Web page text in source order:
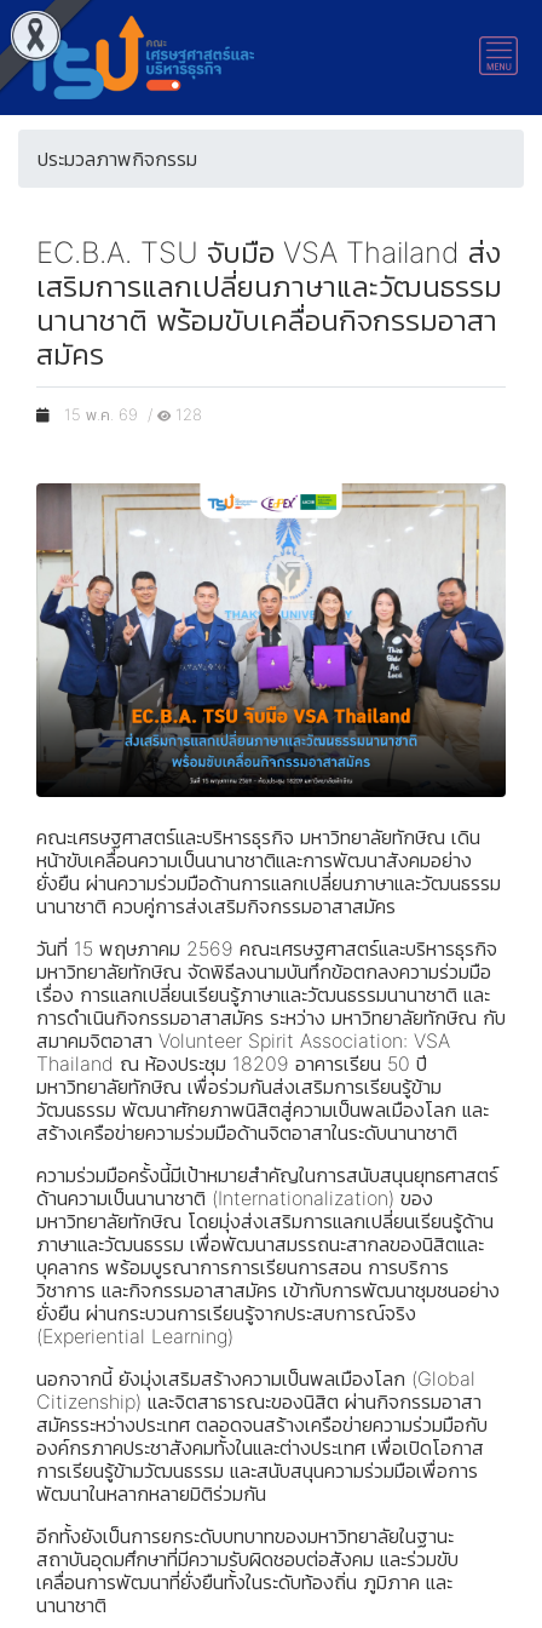
ประมวลภาพกิจกรรม
EC.B.A. TSU จับมือ VSA Thailand ส่ง
เสริมการแลกเปลี่ยนภาษาและวัฒนธรรม
นานาชาติ พร้อมขับเคลื่อนกิจกรรมอาสา
สมัคร
15 พ.ค. 69 / 128
คณะเศรษฐศาสตร์และบริหารธุรกิจ มหาวิทยาลัยทักษิณ เดิน
หน้าขับเคลื่อนความเป็นนานาชาติและการพัฒนาสังคมอย่าง
ยั่งยืน ผ่านความร่วมมือด้านการแลกเปลี่ยนภาษาและวัฒนธรรม
นานาชาติ ควบคู่การส่งเสริมกิจกรรมอาสาสมัคร
วันที่ 15 พฤษภาคม 2569 คณะเศรษฐศาสตร์และบริหารธุรกิจ
มหาวิทยาลัยทักษิณ จัดพิธีลงนามบันทึกข้อตกลงความร่วมมือ
เรื่อง การแลกเปลี่ยนเรียนรู้ภาษาและวัฒนธรรมนานาชาติ และ
การดำเนินกิจกรรมอาสาสมัคร ระหว่าง มหาวิทยาลัยทักษิณ กับ
สมาคมจิตอาสา Volunteer Spirit Association: VSA
Thailand ณ ห้องประชุม 18209 อาคารเรียน 50 ปี
มหาวิทยาลัยทักษิณ เพื่อร่วมกันส่งเสริมการเรียนรู้ข้าม
วัฒนธรรม พัฒนาศักยภาพนิสิตสู่ความเป็นพลเมืองโลก และ
สร้างเครือข่ายความร่วมมือด้านจิตอาสาในระดับนานาชาติ
ความร่วมมือครั้งนี้มีเป้าหมายสำคัญในการสนับสนุนยุทธศาสตร์
ด้านความเป็นนานาชาติ (Internationalization) ของ
มหาวิทยาลัยทักษิณ โดยมุ่งส่งเสริมการแลกเปลี่ยนเรียนรู้ด้าน
ภาษาและวัฒนธรรม เพื่อพัฒนาสมรรถนะสากลของนิสิตและ
บุคลากร พร้อมบูรณาการการเรียนการสอน การบริการ
วิชาการ และกิจกรรมอาสาสมัคร เข้ากับการพัฒนาชุมชนอย่าง
ยั่งยืน ผ่านกระบวนการเรียนรู้จากประสบการณ์จริง
(Experiential Learning)
นอกจากนี้ ยังมุ่งเสริมสร้างความเป็นพลเมืองโลก (Global
Citizenship) และจิตสาธารณะของนิสิต ผ่านกิจกรรมอาสา
สมัครระหว่างประเทศ ตลอดจนสร้างเครือข่ายความร่วมมือกับ
องค์กรภาคประชาสังคมทั้งในและต่างประเทศ เพื่อเปิดโอกาส
การเรียนรู้ข้ามวัฒนธรรม และสนับสนุนความร่วมมือเพื่อการ
พัฒนาในหลากหลายมิติร่วมกัน
อีกทั้งยังเป็นการยกระดับบทบาทของมหาวิทยาลัยในฐานะ
สถาบันอุดมศึกษาที่มีความรับผิดชอบต่อสังคม และร่วมขับ
เคลื่อนการพัฒนาที่ยั่งยืนทั้งในระดับท้องถิ่น ภูมิภาค และ
นานาชาติ